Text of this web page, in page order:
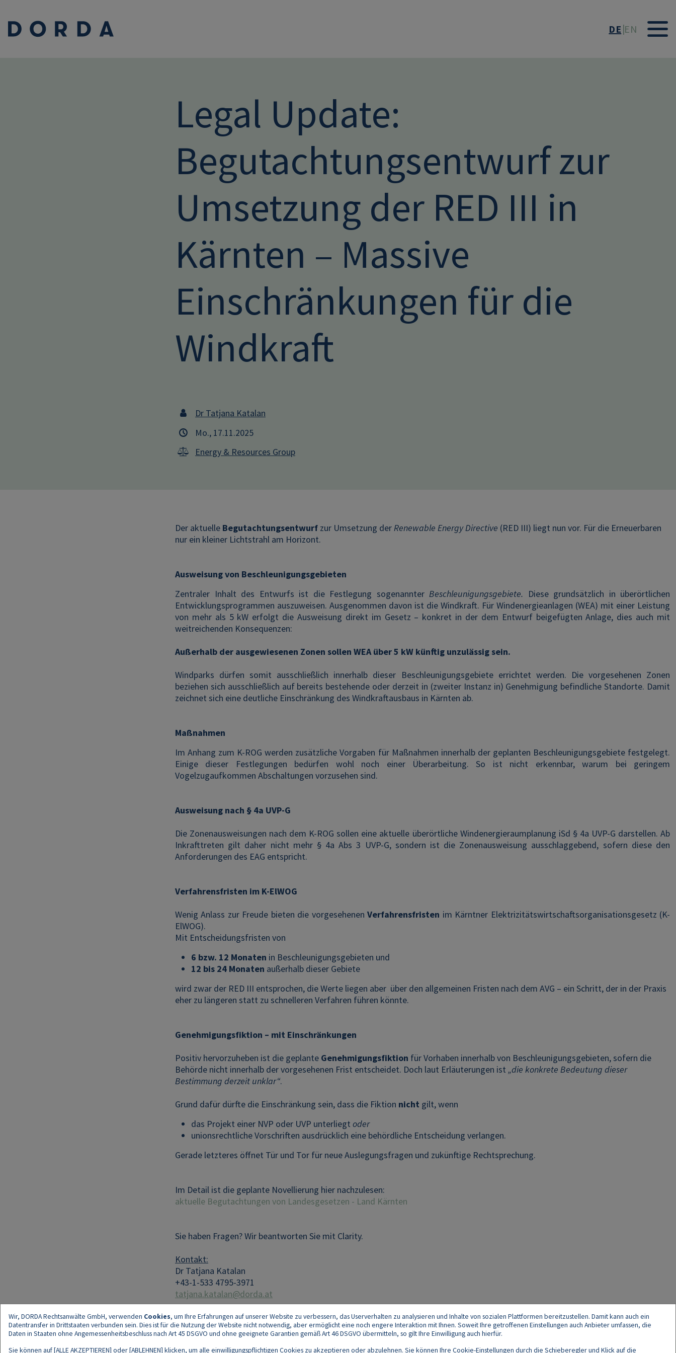
DE EN
Legal Update:
Begutachtungsentwurf zur
Umsetzung der RED III in
Kärnten – Massive
Einschränkungen für die
Windkraft
Dr Tatjana Katalan
Mo., 17.11.2025
Energy & Resources Group
Der aktuelle Begutachtungsentwurf zur Umsetzung derRenewable Energy Directive (RED III) liegt nun vor. Für die Erneuerbaren
nur ein kleiner Lichtstrahl am Horizont.
Ausweisung von Beschleunigungsgebieten
Zentraler Inhalt des Entwurfs ist die Festlegung sogenannter Beschleunigungsgebiete. Diese grundsätzlich in überörtlichen
Entwicklungsprogrammen auszuweisen. Ausgenommen davon ist die Windkraft. Für Windenergieanlagen (WEA) mit einer Leistung
von mehr als 5 kW erfolgt die Ausweisung direkt im Gesetz – konkret in der dem Entwurf beigefügten Anlage, dies auch mit
weitreichenden Konsequenzen:
Außerhalb der ausgewiesenen Zonen sollen WEA über 5 kW künftig unzulässig sein.
Windparks dürfen somit ausschließlich innerhalb dieser Beschleunigungsgebiete errichtet werden. Die vorgesehenen Zonen
beziehen sich ausschließlich auf bereits bestehende oder derzeit in (zweiter Instanz in) Genehmigung befindliche Standorte. Damit
zeichnet sich eine deutliche Einschränkung des Windkraftausbaus in Kärnten ab.
Maßnahmen
Im Anhang zum K-ROG werden zusätzliche Vorgaben für Maßnahmen innerhalb der geplanten Beschleunigungsgebiete festgelegt.
Einige dieser Festlegungen bedürfen wohl noch einer Überarbeitung. So ist nicht erkennbar, warum bei geringem
Vogelzugaufkommen Abschaltungen vorzusehen sind.
Ausweisung nach § 4a UVP-G
Die Zonenausweisungen nach dem K-ROG sollen eine aktuelle überörtliche Windenergieraumplanung iSd § 4a UVP-G darstellen. Ab
Inkrafttreten gilt daher nicht mehr § 4a Abs 3 UVP-G, sondern ist die Zonenausweisung ausschlaggebend, sofern diese den
Anforderungen des EAG entspricht.
Verfahrensfristen im K-ElWOG
Wenig Anlass zur Freude bieten die vorgesehenenVerfahrensfristen im Kärntner Elektrizitätswirtschaftsorganisationsgesetz (K-
ElWOG).
Mit Entscheidungsfristen von
6 bzw. 12 Monaten in Beschleunigungsgebieten und
12 bis 24 Monaten außerhalb dieser Gebiete
wird zwar der RED III entsprochen, die Werte liegen aber über den allgemeinen Fristen nach dem AVG – ein Schritt, der in der Praxis
eher zu längeren statt zu schnelleren Verfahren führen könnte.
Genehmigungsfiktion – mit Einschränkungen
Positiv hervorzuheben ist die geplante Genehmigungsfiktion für Vorhaben innerhalb von Beschleunigungsgebieten, sofern die
Behörde nicht innerhalb der vorgesehenen Frist entscheidet. Doch laut Erläuterungen ist „die konkrete Bedeutung dieser
Bestimmung derzeit unklar“.
Grund dafür dürfte die Einschränkung sein, dass die Fiktion nicht gilt, wenn
das Projekt einer NVP oder UVP unterliegt oder
unionsrechtliche Vorschriften ausdrücklich eine behördliche Entscheidung verlangen.
Gerade letzteres öffnet Tür und Tor für neue Auslegungsfragen und zukünftige Rechtsprechung.
Im Detail ist die geplante Novellierung hier nachzulesen:
aktuelle Begutachtungen von Landesgesetzen - Land Kärnten
Sie haben Fragen? Wir beantworten Sie mit Clarity.
Kontakt:
Dr Tatjana Katalan
+43-1-533 4795-3971
tatjana.katalan@dorda.at
Wir, DORDA Rechtsanwälte GmbH, verwenden Cookies, um Ihre Erfahrungen auf unserer Website zu verbessern, das Userverhalten zu analysieren und Inhalte von sozialen Plattformen bereitzustellen. Damit kann auch ein
Datentransfer in Drittstaaten verbunden sein. Dies ist für die Nutzung der Website nicht notwendig, aber ermöglicht eine noch engere Interaktion mit Ihnen. Soweit Ihre getroffenen Einstellungen auch Anbieter umfassen, die
Daten in Staaten ohne Angemessenheitsbeschluss nach Art 45 DSGVO und ohne geeignete Garantien gemäß Art 46 DSGVO übermitteln, so gilt Ihre Einwilligung auch hierfür.
Sie können auf [ALLE AKZEPTIEREN] oder [ABLEHNEN] klicken, um alle einwilligungspflichtigen Cookies zu akzeptieren oder abzulehnen. Sie können Ihre Cookie-Einstellungen durch die Schieberegler und Klick auf die